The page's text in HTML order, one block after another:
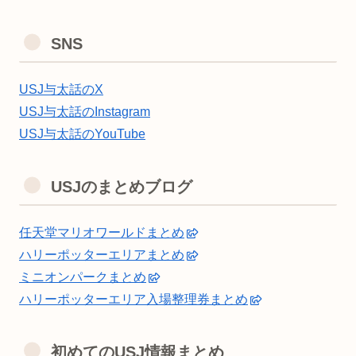
SNS
USJ与太話のX
USJ与太話のInstagram
USJ与太話のYouTube
USJのまとめブログ
任天堂マリオワールドまとめ
ハリーポッターエリアまとめ
ミニオンパークまとめ
ハリーポッターエリア入場整理券まとめ
初めてのUSJ情報まとめ